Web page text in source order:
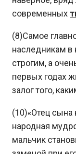
современных
(8)Самое
наследникам в
строгим, а
первых годах
залог того,
(10)«Отец сына
народная
мальчик